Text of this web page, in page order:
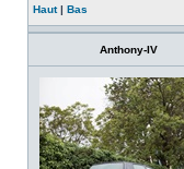
Haut| Bas
Anthony-IV